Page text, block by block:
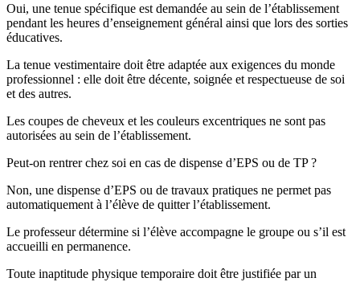
Oui, une tenue spécifique est demandée au sein de l’établissement
pendant les heures d’enseignement général ainsi que lors des sorties
éducatives.
La tenue vestimentaire doit être adaptée aux exigences du monde
professionnel : elle doit être décente, soignée et respectueuse de soi
et des autres.
Les coupes de cheveux et les couleurs excentriques ne sont pas
autorisées au sein de l’établissement.
Peut-on rentrer chez soi en cas de dispense d’EPS ou de TP ?
Non, une dispense d’EPS ou de travaux pratiques ne permet pas
automatiquement à l’élève de quitter l’établissement.
Le professeur détermine si l’élève accompagne le groupe ou s’il est
accueilli en permanence.
Toute inaptitude physique temporaire doit être justifiée par un